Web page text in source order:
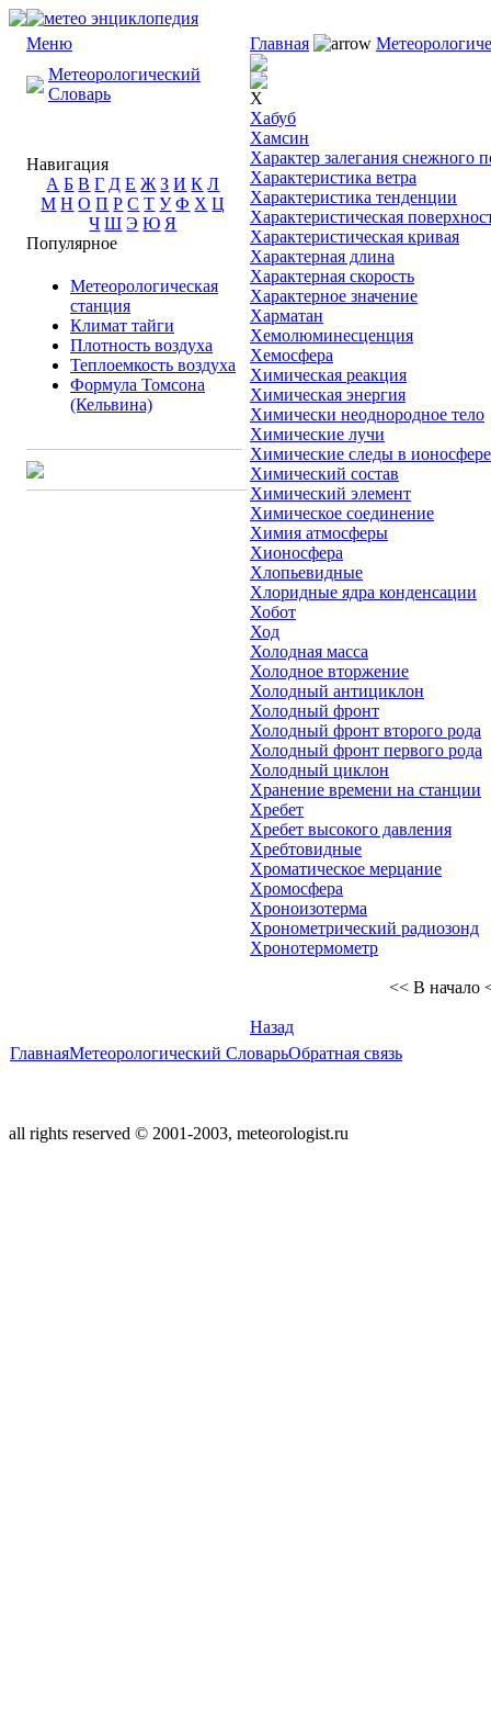
Меню
Метеорологический
Словарь
Навигация
А Б В Г Д Е Ж З И К Л
М Н О П Р С Т У Ф Х Ц
Ч Ш Э Ю Я
Популярное
Метеорологическая
станция
Климат тайги
Плотность воздуха
Теплоемкость воздуха
Формула Томсона
(Кельвина)
Главная
Х
Хабуб
Хамсин
Характер залегания снежного
Характеристика ветра
Характеристика тенденции
Характеристическая
Характеристическая кривая
Характерная длина
Характерная скорость
Характерное значение
Харматан
Хемолюминесценция
Хемосфера
Химическая реакция
Химическая энергия
Химически неоднородное тело
Химические лучи
Химические следы в ионосфере
Химический состав
Химический элемент
Химическое соединение
Химия атмосферы
Хионосфера
Хлопьевидные
Хлоридные ядра конденсации
Хобот
Ход
Холодная масса
Холодное вторжение
Холодный антициклон
Холодный фронт
Холодный фронт второго рода
Холодный фронт первого рода
Холодный циклон
Хранение времени на станции
Хребет
Хребет высокого давления
Хребтовидные
Хроматическое мерцание
Хромосфера
Хроноизотерма
Хронометрический радиозонд
Хронотермометр
<< В начало
Назад
ГлавнаяМетеорологический СловарьОбратная связь
all rights reserved © 2001-2003, meteorologist.ru